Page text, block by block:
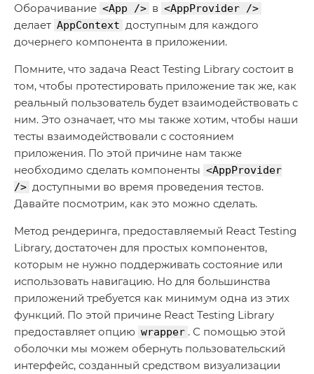
Оборачивание <App /> в <AppProvider />
делает AppContext доступным для каждого
дочернего компонента в приложении.
Помните, что задача React Testing Library состоит в
том, чтобы протестировать приложение так же, как
реальный пользователь будет взаимодействовать с
ним. Это означает, что мы также хотим, чтобы наши
тесты взаимодействовали с состоянием
приложения. По этой причине нам также
необходимо сделать компоненты <AppProvider
/> доступными во время проведения тестов.
Давайте посмотрим, как это можно сделать.
Метод рендеринга, предоставляемый React Testing
Library, достаточен для простых компонентов,
которым не нужно поддерживать состояние или
использовать навигацию. Но для большинства
приложений требуется как минимум одна из этих
функций. По этой причине React Testing Library
предоставляет опцию wrapper . С помощью этой
оболочки мы можем обернуть пользовательский
интерфейс, созданный средством визуализации